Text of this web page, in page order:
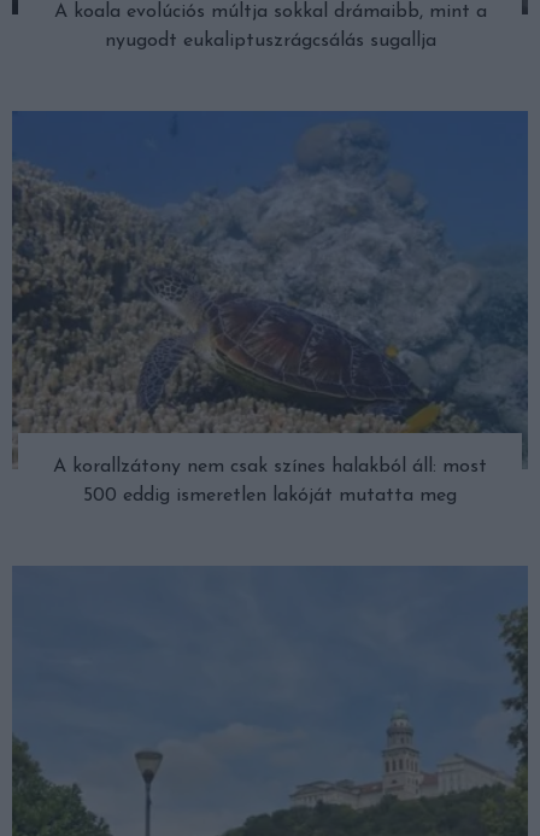
A koala evolúciós múltja sokkal drámaibb, mint a
nyugodt eukaliptuszrágcsálás sugallja
A korallzátony nem csak színes halakból áll: most
500 eddig ismeretlen lakóját mutatta meg